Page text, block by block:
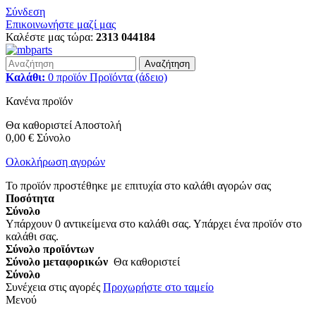
Σύνδεση
Επικοινωνήστε μαζί μας
Καλέστε μας τώρα: 2313 044184
Αναζήτηση
Καλάθι: 0 προϊόν Προϊόντα (άδειο)
Κανένα προϊόν
Θα καθοριστεί Αποστολή
0,00 € Σύνολο
Ολοκλήρωση αγορών
Το προϊόν προστέθηκε με επιτυχία στο καλάθι αγορών σας
Ποσότητα
Σύνολο
Υπάρχουν 0 αντικείμενα στο καλάθι σας. Υπάρχει ένα προϊόν στο
καλάθι σας.
Σύνολο προϊόντων
Σύνολο μεταφορικών Θα καθοριστεί
Σύνολο
Συνέχεια στις αγορές Προχωρήστε στο ταμείο
Μενού